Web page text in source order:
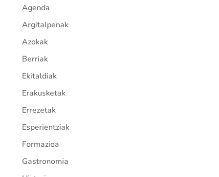
Agenda
Argitalpenak
Azokak
Berriak
Ekitaldiak
Erakusketak
Errezetak
Esperientziak
Formazioa
Gastronomia